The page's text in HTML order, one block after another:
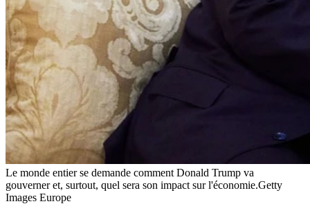
Le monde entier se demande comment Donald Trump va
gouverner et, surtout, quel sera son impact sur l'économie.Getty
Images Europe